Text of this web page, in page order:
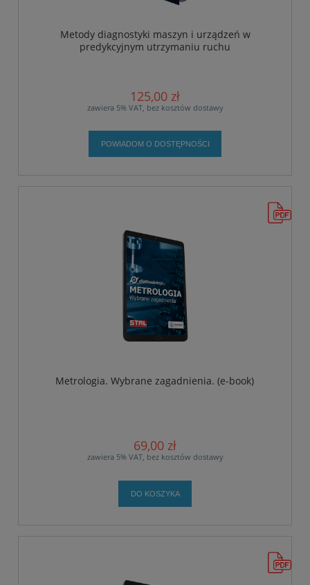
Metody diagnostyki maszyn i urządzeń w
predykcyjnym utrzymaniu ruchu
125,00 zł
zawiera 5% VAT, bez kosztów dostawy
POWIADOM O DOSTĘPNOŚCI
Metrologia. Wybrane zagadnienia. (e-book)
69,00 zł
zawiera 5% VAT, bez kosztów dostawy
DO KOSZYKA